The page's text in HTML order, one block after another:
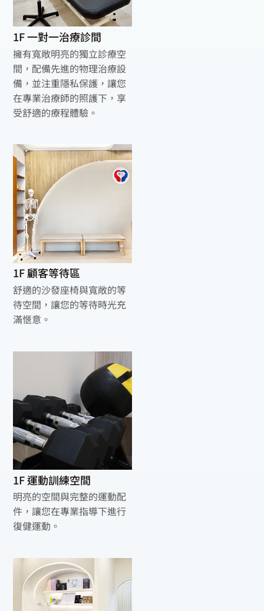
1F 一對一治療診間
擁有寬敞明亮的獨立診療空
間，配備先進的物理治療設
備，並注重隱私保護，讓您
在專業治療師的照護下，享
受舒適的療程體驗。
1F 顧客等待區
舒適的沙發座椅與寬敞的等
待空間，讓您的等待時光充
滿愜意。
1F 運動訓練空間
明亮的空間與完整的運動配
件，讓您在專業指導下進行
復健運動。